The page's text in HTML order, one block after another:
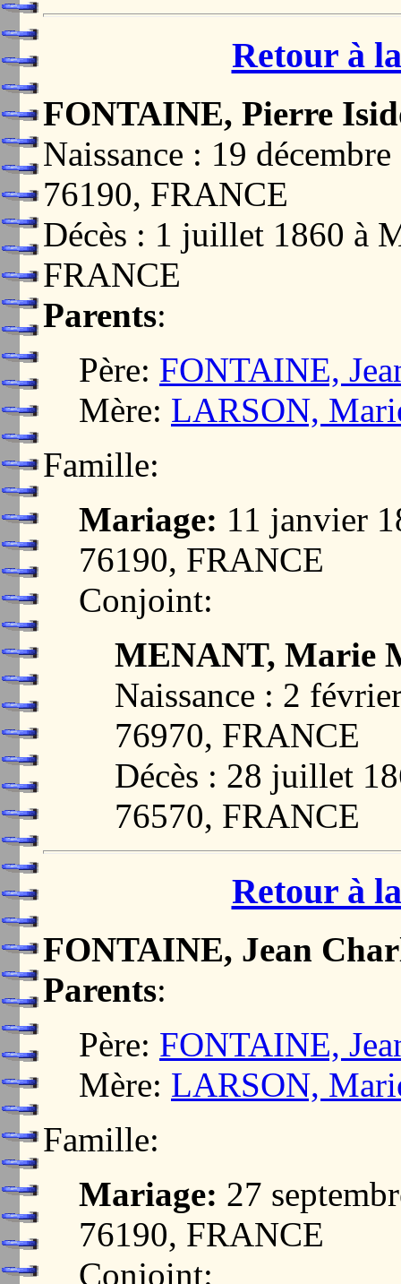
Retour à
FONTAINE, Pierre
Naissance : 19
76190, FRANCE
Décès : 1 juillet 1860 à
FRANCE
Parents:
Père: FONTAINE,
Mère: LARSON,
Famille:
Mariage: 11 janvier
76190, FRANCE
Conjoint:
MENANT, Marie
Naissance : 2
76970, FRANCE
Décès : 28 juillet
76570, FRANCE
Retour à
FONTAINE, Jean
Parents:
Père: FONTAINE,
Mère: LARSON,
Famille:
Mariage: 27
76190, FRANCE
Conjoint: